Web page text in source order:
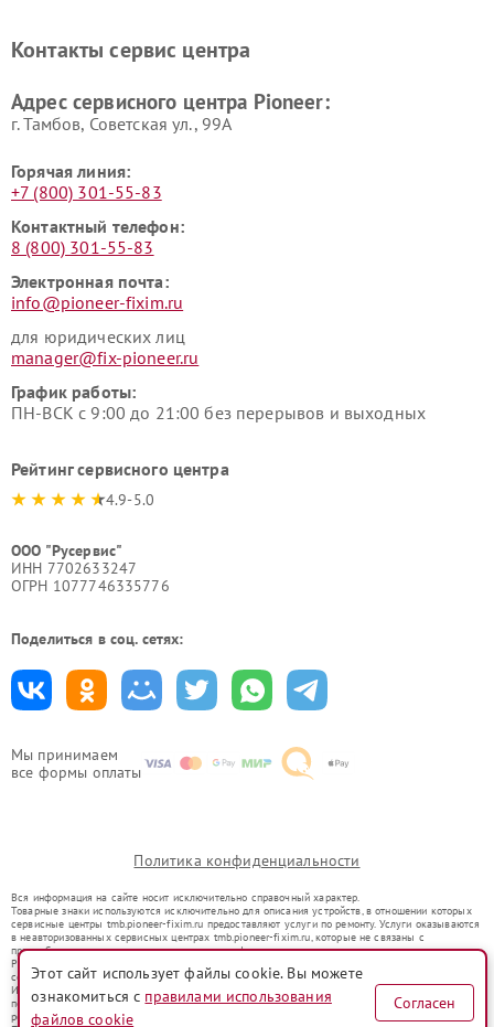
Мы принимаем
все формы оплаты
Контакты сервис центра
Адрес сервисного центра Pioneer:
г. Тамбов, Советская ул., 99А
Горячая линия:
+7 (800) 301-55-83
Контактный телефон:
8 (800) 301-55-83
Электронная почта:
info@pioneer-fixim.ru
для юридических лиц
manager@fix-pioneer.ru
График работы:
ПН-ВСК с 9:00 до 21:00 без перерывов и выходных
Рейтинг сервисного центра
4.9-5.0
ООО "Русервис"
ИНН 7702633247
ОГРН 1077746335776
Поделиться в соц. сетях:
Политика конфиденциальности
Вся информация на сайте носит исключительно справочный характер.
Товарные знаки используются исключительно для описания устройств, в отношении которых
сервисные центры tmb.pioneer-fixim.ru предоставляют услуги по ремонту. Услуги оказываются
в неавторизованных сервисных центрах tmb.pioneer-fixim.ru, которые не связаны с
правообладателями товарных знаков или их официальными представителями.
Ремонт осуществляется для устройств, уже введенных в гражданский оборот в соответствии
со статьей 1487 ГК РФ.
Использование товарных знаков не преследует цели индивидуализации услуг или введения
потребителей в заблуждение, а служит для информирования о предоставляемых услугах по
ремонту техники указанных брендов.
Этот сайт использует файлы cookie. Вы можете
ознакомиться с правилами использования
файлов cookie
Согласен